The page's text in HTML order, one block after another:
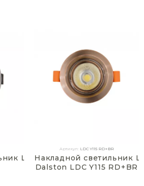
Lumina Deco Dorbi
Артикул: LDC Y115 RD+BR
Накладной светильник
Dalston LDC Y115 RD+BR